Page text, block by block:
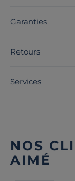
Garanties
Retours
Services
NOS
AIMÉ